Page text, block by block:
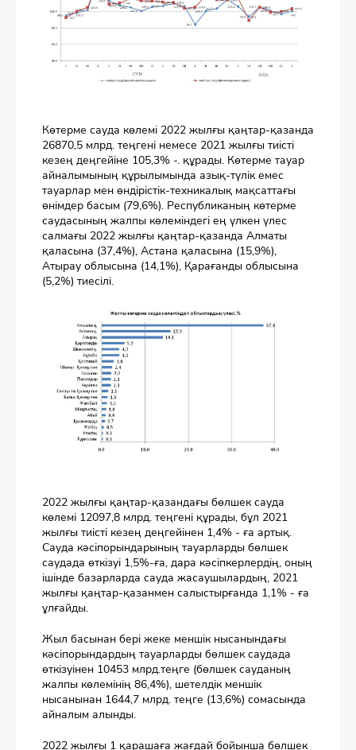
Көтерме сауда көлемі 2022 жылғы қаңтар-қазанда
26870,5 млрд. теңгені немесе 2021 жылғы тиісті
кезең деңгейіне 105,3% -. құрады. Көтерме тауар
айналымының құрылымында азық-түлік емес
тауарлар мен өндірістік-техникалық мақсаттағы
өнімдер басым (79,6%). Республиканың көтерме
саудасының жалпы көлеміндегі ең үлкен үлес
салмағы 2022 жылғы қаңтар-қазанда Алматы
қаласына (37,4%), Астана қаласына (15,9%),
Атырау облысына (14,1%), Қарағанды облысына
(5,2%) тиесілі.
2022 жылғы қаңтар-қазандағы бөлшек сауда
көлемі 12097,8 млрд. теңгені құрады, бұл 2021
жылғы тиісті кезең деңгейінен 1,4% - ға артық.
Сауда кәсіпорындарының тауарларды бөлшек
саудада өткізуі 1,5%-ға, дара кәсіпкерлердің, оның
ішінде базарларда сауда жасаушылардың, 2021
жылғы қаңтар-қазанмен салыстырғанда 1,1% - ға
ұлғайды.
Жыл басынан бері жеке меншік нысанындағы
кәсіпорындардың тауарларды бөлшек саудада
өткізуінен 10453 млрд.теңге (бөлшек сауданың
жалпы көлемінің 86,4%), шетелдік меншік
нысанынан 1644,7 млрд. теңге (13,6%) сомасында
айналым алынды.
2022 жылғы 1 қарашаға жағдай бойынша бөлшек